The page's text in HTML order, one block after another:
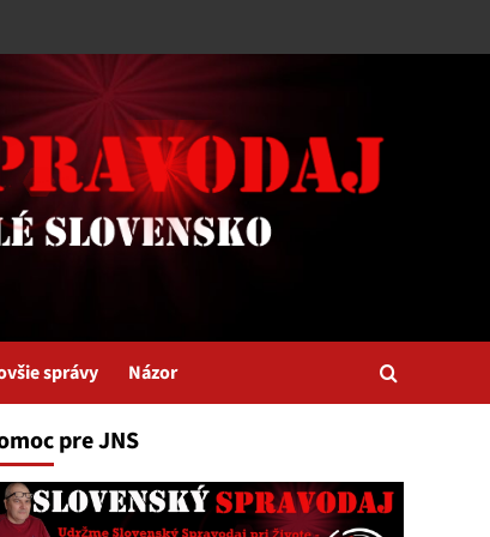
správy Názor
pre JNS